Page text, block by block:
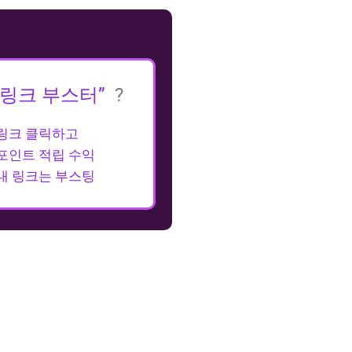
크 부스터” ?
크 클릭하고
인트 적립 수익
링크는 부스팅